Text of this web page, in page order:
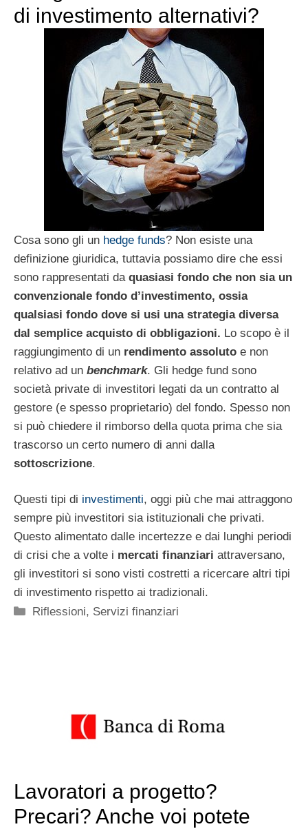
di investimento alternativi?
Cosa sono gli un hedge funds? Non esiste una
definizione giuridica, tuttavia possiamo dire che essi
sono rappresentati da quasiasi fondo che non sia un
convenzionale fondo d’investimento, ossia
qualsiasi fondo dove si usi una strategia diversa
dal semplice acquisto di obbligazioni. Lo scopo è il
raggiungimento di un rendimento assoluto e non
relativo ad un benchmark. Gli hedge fund sono
società private di investitori legati da un contratto al
gestore (e spesso proprietario) del fondo. Spesso non
si può chiedere il rimborso della quota prima che sia
trascorso un certo numero di anni dalla
sottoscrizione.
Questi tipi di investimenti, oggi più che mai attraggono
sempre più investitori sia istituzionali che privati.
Questo alimentato dalle incertezze e dai lunghi periodi
di crisi che a volte i mercati finanziari attraversano,
gli investitori si sono visti costretti a ricercare altri tipi
di investimento rispetto ai tradizionali.
Categorie
Riflessioni, Servizi finanziari
Lavoratori a progetto?
Precari? Anche voi potete